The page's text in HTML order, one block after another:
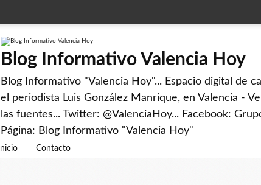
Blog Informativo Valencia Hoy
Blog Informativo "Valencia Hoy"... Espacio digital de
el periodista Luis González Manrique, en Valencia -
las fuentes... Twitter: @ValenciaHoy... Facebook:
Página: Blog Informativo "Valencia Hoy"
Inicio Contacto